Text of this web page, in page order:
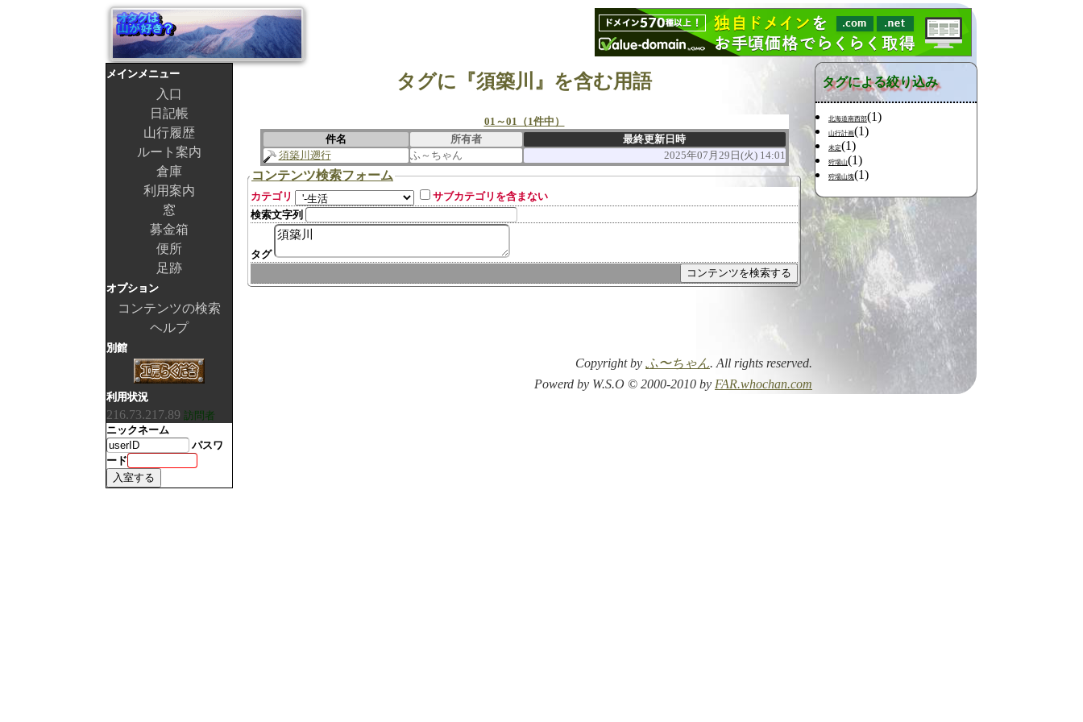
タグに『須築川』を含む用語
01～01（1件中）
件名
所有者
最終更新日時
須築川遡行
ふ～ちゃん 2025年07月29日(火) 14:01
コンテンツ検索フォーム
カテゴリ
サブカテゴリを含まない
検索文字列
タグ
タグによる絞り込み
北海道南西部(1)
山行計画(1)
未定(1)
狩場山(1)
狩場山塊(1)
メインメニュー
入口
日記帳
山行履歴
ルート案内
倉庫
利用案内
窓
募金箱
便所
足跡
オプション
コンテンツの検索
ヘルプ
別館
利用状況
216.73.217.89 訪問者
ニックネーム
パスワ
ード
Copyright by ふ〜ちゃん. All rights reserved.
Powerd by W.S.O © 2000-2010 by FAR.whochan.com